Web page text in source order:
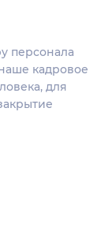
персонала
кадровое
для